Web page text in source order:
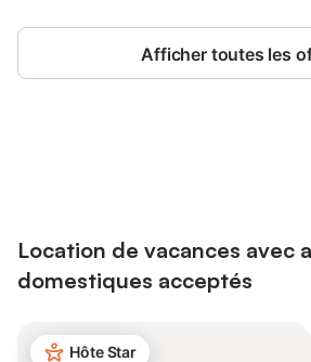
Afficher toutes les
Location de vacances avec
domestiques acceptés
Hôte Star